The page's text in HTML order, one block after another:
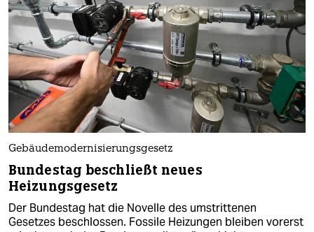
Gebäudemodernisierungsgesetz
Bundestag beschließt neues
Heizungsgesetz
Der Bundestag hat die Novelle des umstrittenen
Gesetzes beschlossen. Fossile Heizungen bleiben vorerst